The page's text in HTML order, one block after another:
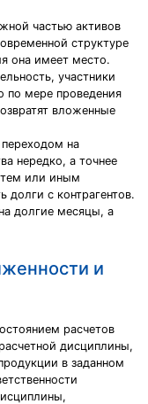
частью активов
структуре
она имеет место.
участники
по мере проведения
вложенные
на
нередко, а точнее
тем или иным
долги с контрагентов.
долгие месяцы, а
и
расчетов
дисциплины,
в заданном